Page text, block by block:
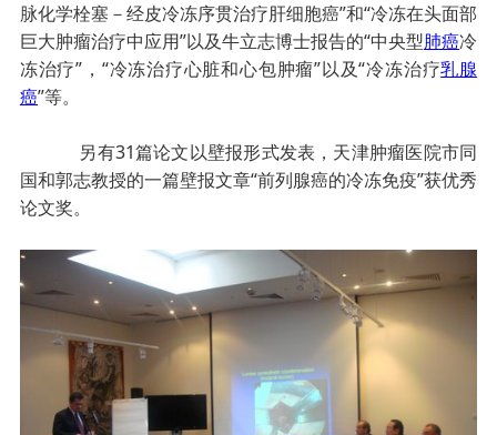
脉化学栓塞－经皮冷冻序贯治疗肝细胞癌”和“冷冻在头面部
巨大肿瘤治疗中应用”以及牛立志博士报告的“中央型肺癌冷
冻治疗”，“冷冻治疗心脏和心包肿瘤”以及“冷冻治疗乳腺
癌”等。
另有31篇论文以壁报形式发表，天津肿瘤医院市同
国和郭志教授的一篇壁报文章“前列腺癌的冷冻免疫”获优秀
论文奖。